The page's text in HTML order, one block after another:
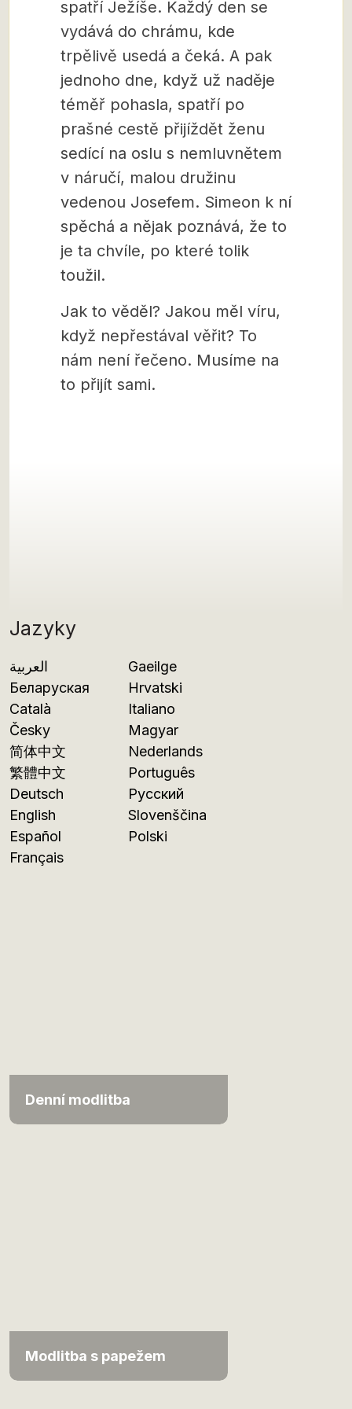
Jazyky
العربية
Беларуская
Català
Česky
简体中文
繁體中文
Deutsch
English
Español
Français
Gaeilge
Hrvatski
Italiano
Magyar
Nederlands
Português
Русский
Slovenščina
Polski
Denní modlitba
Modlitba s papežem
spatří Ježíše. Každý den se
vydává do chrámu, kde
trpělivě usedá a čeká. A pak
jednoho dne, když už naděje
téměř pohasla, spatří po
prašné cestě přijíždět ženu
sedící na oslu s nemluvnětem
v náručí, malou družinu
vedenou Josefem. Simeon k ní
spěchá a nějak poznává, že to
je ta chvíle, po které tolik
toužil.
Jak to věděl? Jakou měl víru,
když nepřestával věřit? To
nám není řečeno. Musíme na
to přijít sami.